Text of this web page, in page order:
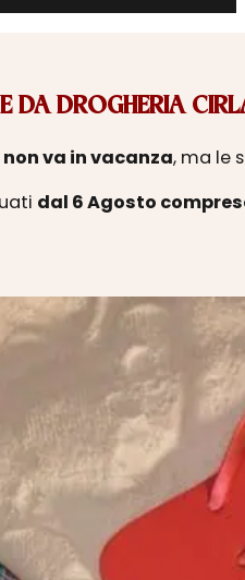
DA DROGHERIA
non va in vacanza, ma le
dal 6 Agosto